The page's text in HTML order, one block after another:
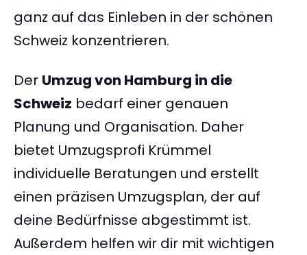
ganz auf das Einleben in der schönen
Schweiz konzentrieren.
Der Umzug von Hamburg in die
Schweiz bedarf einer genauen
Planung und Organisation. Daher
bietet Umzugsprofi Krümmel
individuelle Beratungen und erstellt
einen präzisen Umzugsplan, der auf
deine Bedürfnisse abgestimmt ist.
Außerdem helfen wir dir mit wichtigen